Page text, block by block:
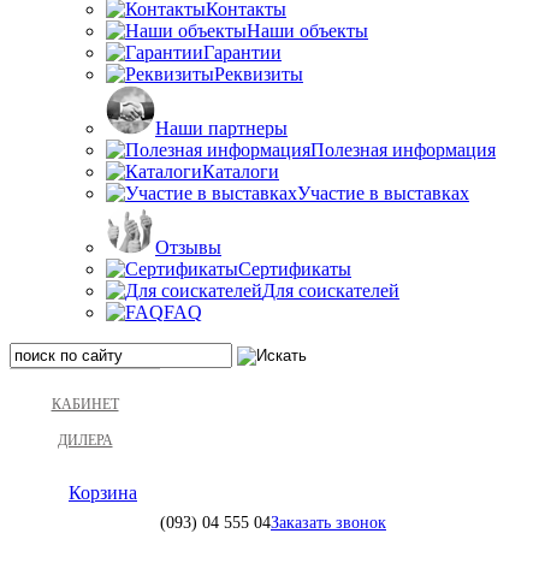
Контакты
Наши объекты
Гарантии
Реквизиты
Наши партнеры
Полезная информация
Каталоги
Участие в выставках
Отзывы
Сертификаты
Для соискателей
FAQ
КАБИНЕТ
ДИЛЕРА
Корзина
(093) 04 555 04Заказать звонок